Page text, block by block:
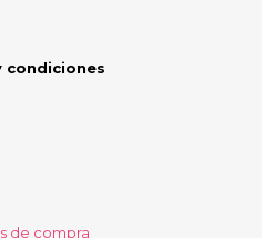
condiciones
de compra